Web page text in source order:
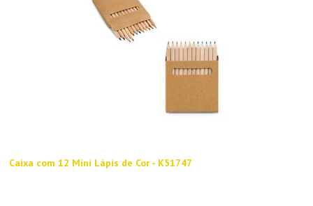
Caixa com 12 Mini Lápis de Cor - K51747